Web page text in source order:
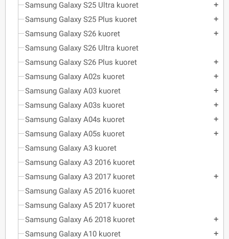
Samsung Galaxy S25 Ultra kuoret add
Samsung Galaxy S25 Plus kuoret add
Samsung Galaxy S26 kuoret add
Samsung Galaxy S26 Ultra kuoret
Samsung Galaxy S26 Plus kuoret
add
Samsung Galaxy A02s kuoret add
Samsung Galaxy A03 kuoret add
Samsung Galaxy A03s kuoret add
Samsung Galaxy A04s kuoret add
Samsung Galaxy A05s kuoret add
Samsung Galaxy A3 kuoret
Samsung Galaxy A3 2016 kuoret
Samsung Galaxy A3 2017 kuoret
add
Samsung Galaxy A5 2016 kuoret
Samsung Galaxy A5 2017 kuoret
Samsung Galaxy A6 2018 kuoret
add
Samsung Galaxy A10 kuoret add